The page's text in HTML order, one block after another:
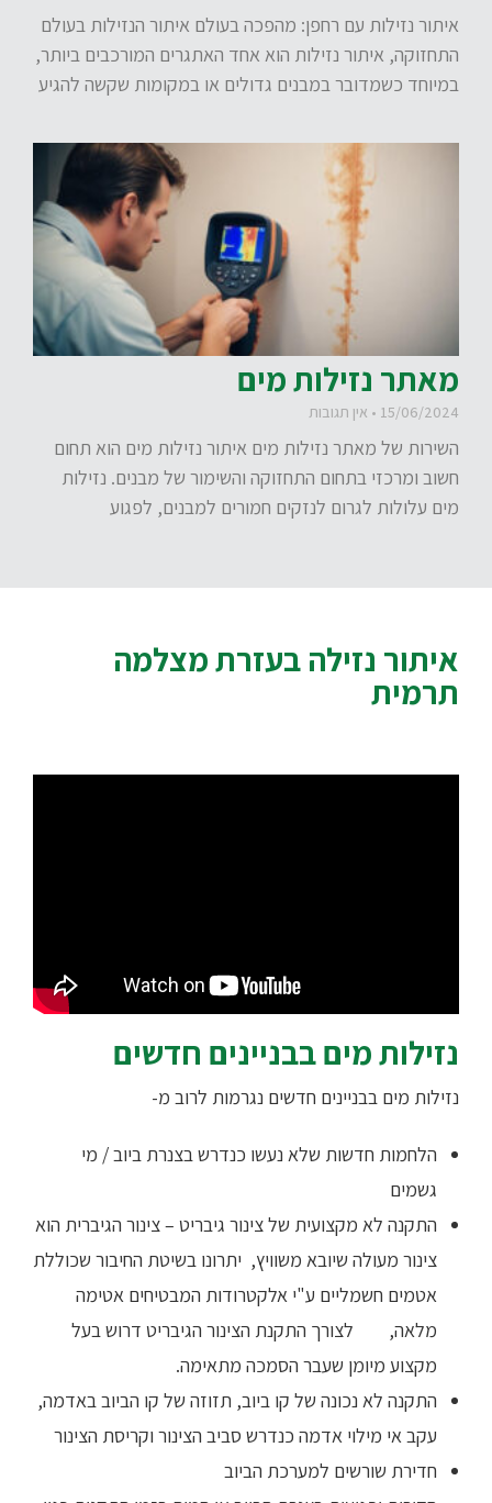
איתור נזילות עם רחפן: מהפכה בעולם איתור הנזילות בעולם
התחזוקה, איתור נזילות הוא אחד האתגרים המורכבים ביותר,
במיוחד כשמדובר במבנים גדולים או במקומות שקשה להגיע
מאתר נזילות מים
15/06/2024 אין תגובות
השירות של מאתר נזילות מים איתור נזילות מים הוא תחום
חשוב ומרכזי בתחום התחזוקה והשימור של מבנים. נזילות
מים עלולות לגרום לנזקים חמורים למבנים, לפגוע
איתור נזילה בעזרת מצלמה
תרמית
נזילות מים בבניינים חדשים
נזילות מים בבניינים חדשים נגרמות לרוב מ-
הלחמות חדשות שלא נעשו כנדרש בצנרת ביוב / מי
גשמים
התקנה לא מקצועית של צינור גיבריט – צינור הגיברית הוא
צינור מעולה שיובא משוויץ, יתרונו בשיטת החיבור שכוללת
אטמים חשמליים ע"י אלקטרודות המבטיחים אטימה
מלאה, לצורך התקנת הצינור הגיבריט דרוש בעל
מקצוע מיומן שעבר הסמכה מתאימה.
התקנה לא נכונה של קו ביוב, תזוזה של קו הביוב באדמה,
עקב אי מילוי אדמה כנדרש סביב הצינור וקריסת הצינור
חדירת שורשים למערכת הביוב